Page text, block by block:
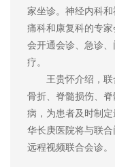
家坐诊。神经内科
痛科和康复科的专
会开通会诊、急诊
疗。
王贵怀介绍，联
骨折、脊髓损伤、
病，为患者及时制
华长庚医院将与联
远程视频联合会诊。